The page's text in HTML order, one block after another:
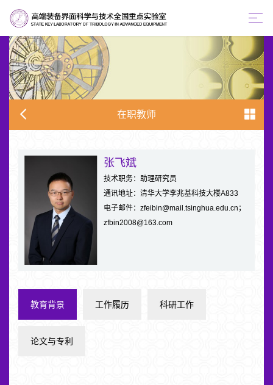
在职教师
张飞斌
技术职务：助理研究员
通讯地址：清华大学李兆基科技大楼A833
电子邮件：zfeibin@mail.tsinghua.edu.cn；
zfbin2008@163.com
教育背景 工作履历 科研工作
论文与专利